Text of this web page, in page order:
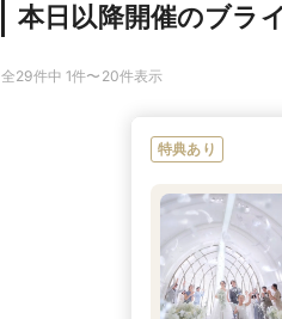
本日以降開催のブラ
全29件中 1件〜20件表示
特典あり